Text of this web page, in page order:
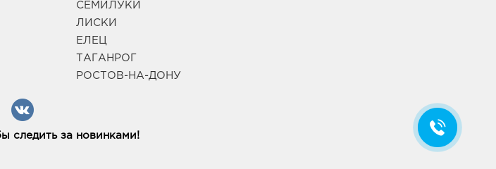
СЕМИЛУКИ
ЛИСКИ
ЕЛЕЦ
ТАГАНРОГ
РОСТОВ-НА-ДОНУ
следить за новинками!